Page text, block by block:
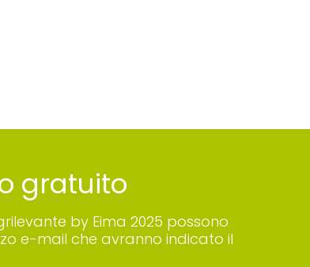
gratuito
by Eima 2025 possono
e-mail che avranno indicato il